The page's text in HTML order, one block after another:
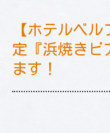
【ホテルベ
定『浜焼きビ
ます！